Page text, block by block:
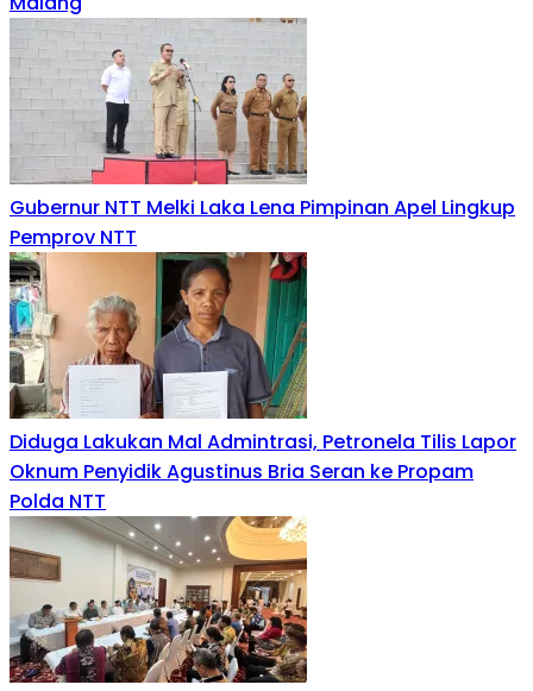
Gubernur NTT Melki Laka Lena Pimpinan Apel Lingkup
Pemprov NTT
Diduga Lakukan Mal Admintrasi, Petronela Tilis Lapor
Oknum Penyidik Agustinus Bria Seran ke Propam
Polda NTT